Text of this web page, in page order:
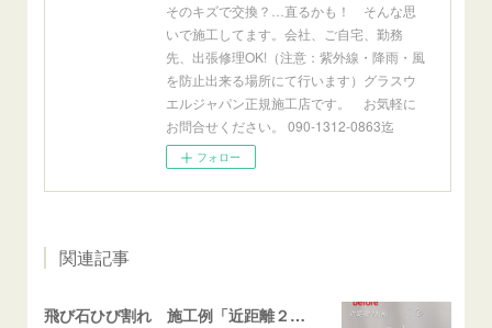
そのキズで交換？…直るかも！ そんな思
いで施工してます。会社、ご自宅、勤務
先、出張修理OK!（注意：紫外線・降雨・風
を防止出来る場所にて行います）グラスウ
エルジャパン正規施工店です。 お気軽に
お問合せください。 090-1312-0863迄
フォロー
関連記事
飛び石ひび割れ 施工例「近距離２箇所・パーシャル系+ストレート系」CX-8